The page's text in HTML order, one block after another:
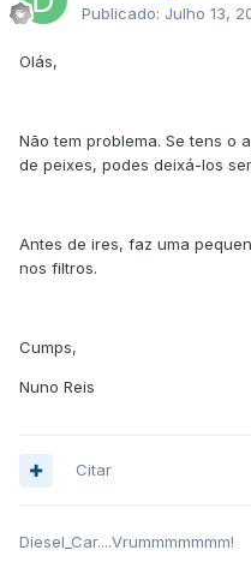
Publicado: Julho 13,
Olás,
Não tem problema. Se tens o
de peixes, podes deixá-los
Antes de ires, faz uma
nos filtros.
Cumps,
Nuno Reis
Citar
Diesel_Car....Vrummmmmmm!